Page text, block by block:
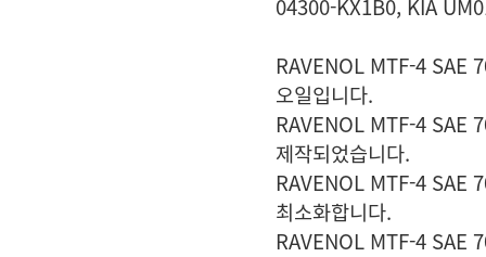
04300-KX1B0, KIA
RAVENOL MTF-4 SAE
오일입니다.
RAVENOL MTF-4 SAE
제작되었습니다.
RAVENOL MTF-4 SAE
최소화합니다.
RAVENOL MTF-4 SAE